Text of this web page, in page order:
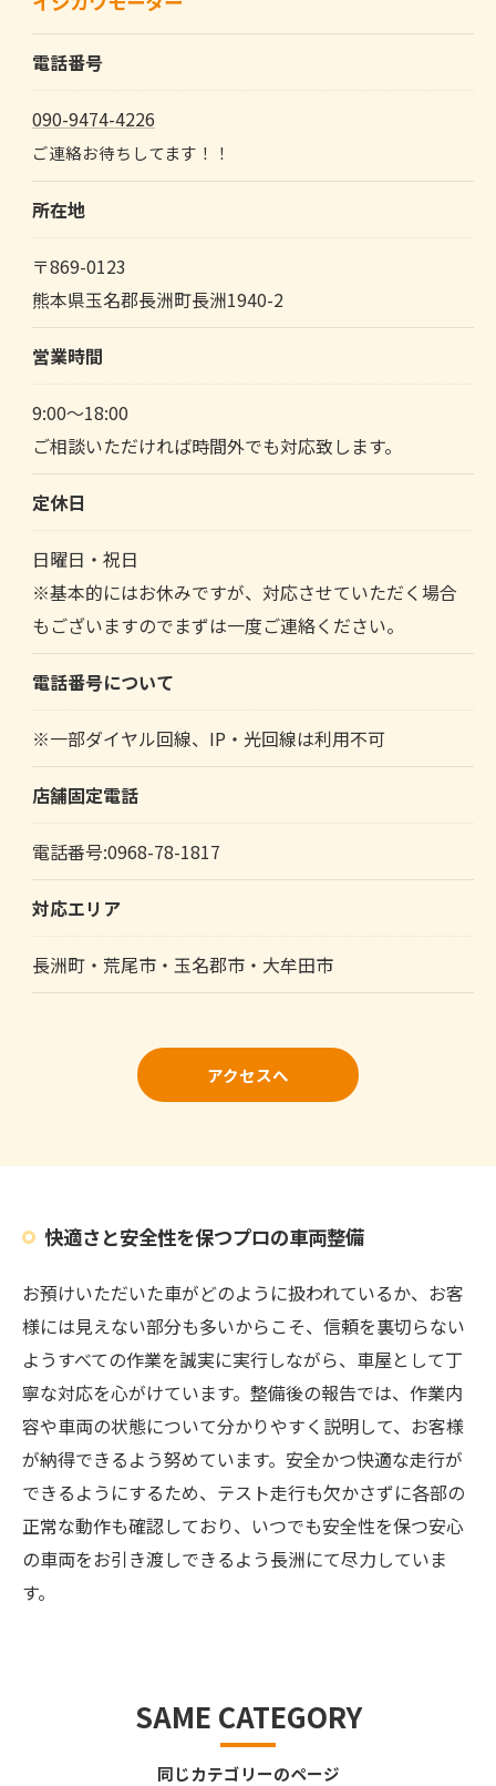
電話番号
090-9474-4226
ご連絡お待ちしてます！！
所在地
〒869-0123
熊本県玉名郡長洲町長洲1940-2
営業時間
9:00～18:00
ご相談いただければ時間外でも対応致します。
定休日
日曜日・祝日
※基本的にはお休みですが、対応させていただく場合
もございますのでまずは一度ご連絡ください。
電話番号について
※一部ダイヤル回線、IP・光回線は利用不可
店舗固定電話
電話番号:0968-78-1817
対応エリア
長洲町・荒尾市・玉名郡市・大牟田市
アクセスへ
快適さと安全性を保つプロの車両整備
お預けいただいた車がどのように扱われているか、お客
様には見えない部分も多いからこそ、信頼を裏切らない
ようすべての作業を誠実に実行しながら、車屋として丁
寧な対応を心がけています。整備後の報告では、作業内
容や車両の状態について分かりやすく説明して、お客様
が納得できるよう努めています。安全かつ快適な走行が
できるようにするため、テスト走行も欠かさずに各部の
正常な動作も確認しており、いつでも安全性を保つ安心
の車両をお引き渡しできるよう長洲にて尽力していま
す。
同じカテゴリーのページ
SAME CATEGORY